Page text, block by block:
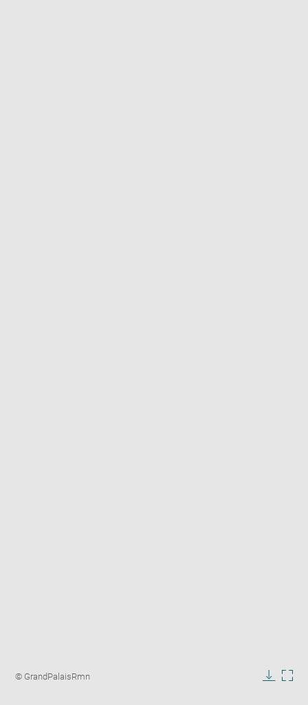
Image
© GrandPalaisRmn